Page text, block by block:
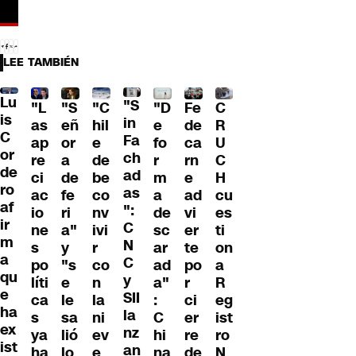
LEE TAMBIÉN
Lu
is
C
or
de
ro
af
ir
m
a
qu
e
ha
ex
ist
"L
as
ap
re
ci
ac
io
ne
s
po
líti
ca
s
ya
"S
eñ
or
a
de
fe
ri
a"
y
"s
e
le
sa
lió
"C
hil
e
de
be
co
nv
ivi
r
co
n
la
ni
ev
"S
in
Fa
ch
ad
as
":
C
N
C
y
SII
la
nz
an
"D
e
fo
r
m
a
de
sc
ar
ad
a"
:
C
hi
Fe
de
ca
rn
e
ad
vi
er
te
po
r
ci
er
re
C
R
U
C
H
cu
es
ti
on
a
R
eg
ist
ro